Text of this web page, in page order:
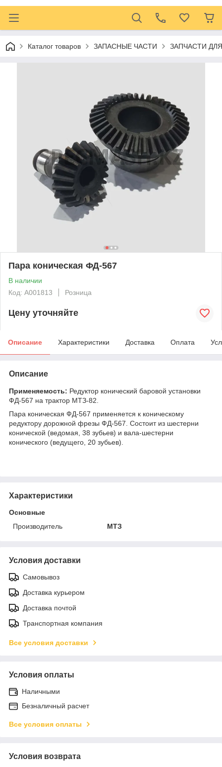
Каталог товаров ЗАПАСНЫЕ ЧАСТИ ЗАПЧАСТИ
Пара коническая ФД-567
В наличии
Код: А001813
Розница
Цену уточняйте
Описание Характеристики Доставка Оплата
Описание
Применяемость: Редуктор конический баровой установки
ФД-567 на трактор МТЗ-82.
Пара коническая ФД-567 применяется к коническому
редуктору дорожной фрезы ФД-567. Состоит из шестерни
конической (ведомая, 38 зубьев) и вала-шестерни
конического (ведущего, 20 зубьев).
Характеристики
Основные
Производитель
МТЗ
Условия доставки
Самовывоз
Доставка курьером
Доставка почтой
Транспортная компания
Все условия доставки
Условия оплаты
Наличными
Безналичный расчет
Все условия оплаты
Условия возврата